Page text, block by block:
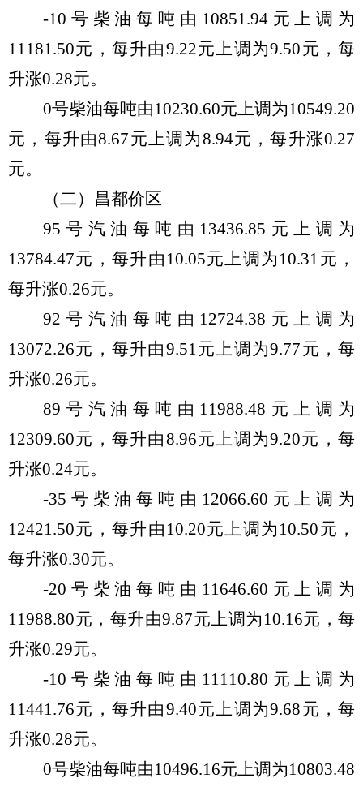
-10 号柴油每吨由 10851.94元上调 为
11181.50元，每升由9.22元上调 为9.50元 ，每
升涨0.28元。
0号柴油每吨由10230.60元上调为10549.20
元，每升由8.67元上调 为8.94元，每升涨0.27
元。
（二）昌都价区
95 号汽油每吨由 13436.85 元上 调 为
13784.47元，每升由 10.05元上调 为 10.31元，
每升涨0.26元。
92 号汽油每吨由 12724.38 元上 调 为
13072.26元，每升由9.51元上调 为9.77元，每
升涨0.26元。
89 号汽油每吨由 11988.48 元上 调 为
12309.60元， 每升由8.96元上调 为9.20元，每
升涨0.24元。
-35 号柴油每吨由 12066.60 元上调 为
12421.50元，每升由 10.20元上调 为 10.50元，
每升涨0.30元。
-20 号柴油每吨由 11646.60 元上调 为
11988.80元，每升由9.87元上调为 10.16元，每
升涨0.29元。
-10 号柴油每吨由 11110.80 元上调 为
11441.76元 ，每升由9.40元上调 为9.68元，每
升涨0.28元。
0号柴油每吨由10496.16元上调为10803.48